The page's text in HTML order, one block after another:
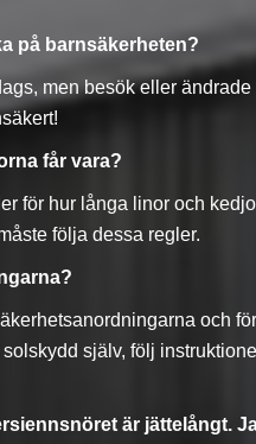
på barnsäkerheten?
men besök eller
får vara?
för hur långa linor och
följa dessa regler.
och
själv, följ
är jättelångt.